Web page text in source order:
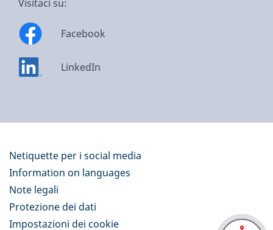
Visitaci su:
Facebook
LinkedIn
Netiquette per i social media
Information on languages
Note legali
Protezione dei dati
Impostazioni dei cookie